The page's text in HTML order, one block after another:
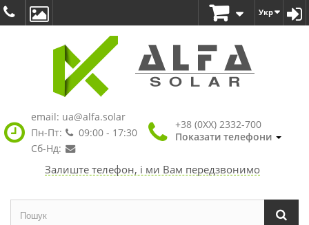
Укр
email: ua@alfa.solar
Пн-Пт:
09:00 - 17:30
Сб-Нд:
+38 (0XX) 2332-700
Показати телефони
Залиште телефон, і ми Вам передзвонимо